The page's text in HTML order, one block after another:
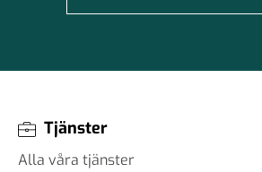
Tjänster
Alla våra tjänster